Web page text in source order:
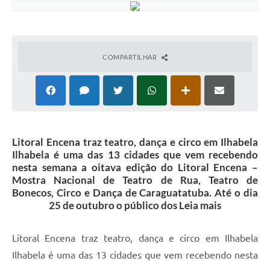
COMPARTILHAR
Litoral Encena traz teatro, dança e circo em Ilhabela
Ilhabela é uma das 13 cidades que vem recebendo
nesta semana a oitava edição do Litoral Encena –
Mostra Nacional de Teatro de Rua, Teatro de
Bonecos, Circo e Dança de Caraguatatuba. Até o dia
25 de outubro o público dos Leia mais
Litoral Encena traz teatro, dança e circo em Ilhabela
Ilhabela é uma das 13 cidades que vem recebendo nesta